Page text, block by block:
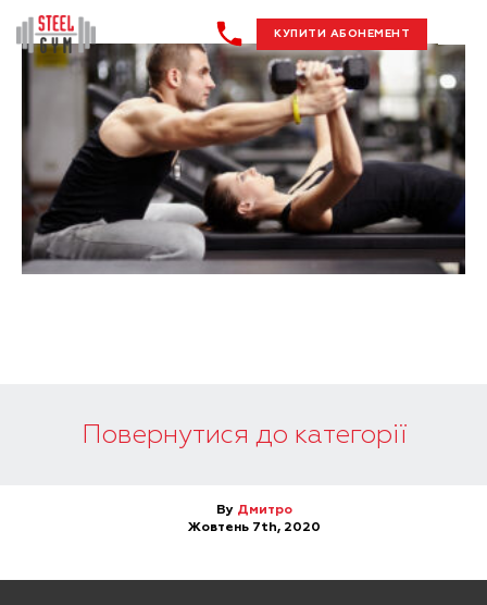
КУПИТИ АБОНЕМЕНТ
Повернутися до категорії
By Дмитро
Жовтень 7th, 2020